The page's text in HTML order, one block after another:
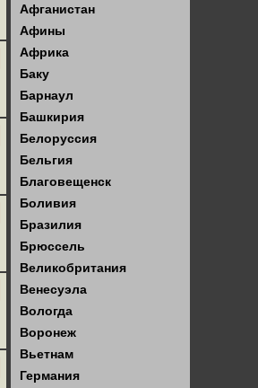
Афганистан
Афины
Африка
Баку
Барнаул
Башкирия
Белоруссия
Бельгия
Благовещенск
Боливия
Бразилия
Брюссель
Великобритания
Венесуэла
Вологда
Воронеж
Вьетнам
Германия